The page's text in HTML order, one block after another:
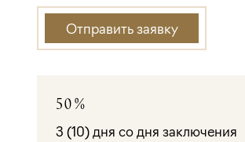
Отправить заявку
50%
3 (10) дня со дня заключения